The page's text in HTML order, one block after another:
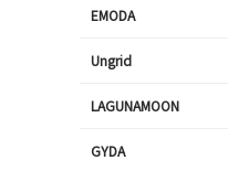
EMODA
Ungrid
LAGUNAMOON
GYDA